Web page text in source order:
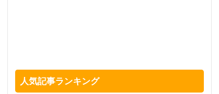
人気記事ランキング